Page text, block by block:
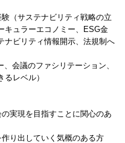
（サステナビリティ戦略の立
キュラーエコノミー、ESG金
ナビリティ情報開示、法規制へ
会議のファシリテーション、
レベル）
実現を目指すことに関心のあ
り出していく気概のある方